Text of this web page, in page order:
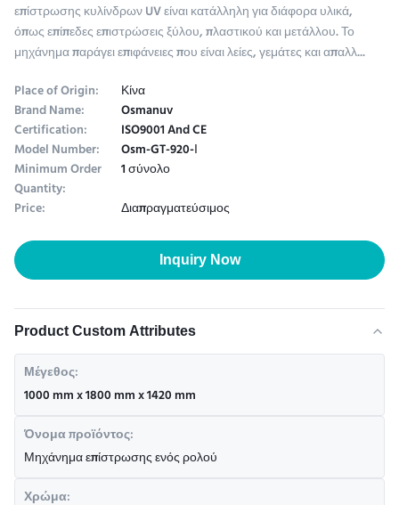
επίστρωσης κυλίνδρων UV είναι κατάλληλη για διάφορα υλικά,
όπως επίπεδες επιστρώσεις ξύλου, πλαστικού και μετάλλου. Το
μηχάνημα παράγει επιφάνειες που είναι λείες, γεμάτες και απαλλ...
Place of Origin:
Κίνα
Brand Name: Osmanuv
Certification: ISO9001 And CE
Model Number: Osm-GT-920-Ι
Minimum Order
Quantity:
1 σύνολο
Price:
Διαπραγματεύσιμος
Inquiry Now
Product Custom Attributes
Μέγεθος:
1000 mm x 1800 mm x 1420 mm
Όνομα προϊόντος:
Μηχάνημα επίστρωσης ενός ρολού
Χρώμα: